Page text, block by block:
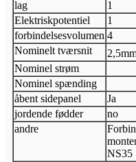
lag 1
Elektriskpotentiel 1
forbindelsesvolumen 4
Nominelt tværsnit
2,5
Nominel strøm
Nominel spænding
åbent sidepanel
Ja
jordende fødder
no
andre
NS35